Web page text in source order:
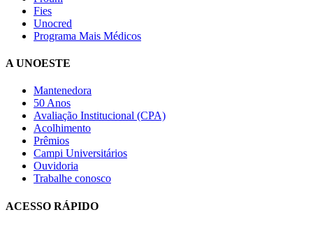
Fies
Unocred
Programa Mais Médicos
A UNOESTE
Mantenedora
50 Anos
Avaliação Institucional (CPA)
Acolhimento
Prêmios
Campi Universitários
Ouvidoria
Trabalhe conosco
ACESSO RÁPIDO